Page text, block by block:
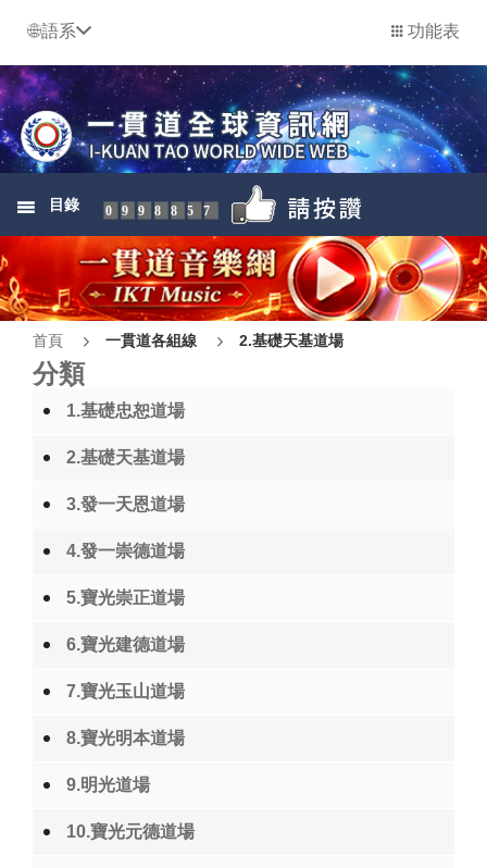
語系 功能表
目錄 0998857
首頁 一貫道各組線 2.基礎天基道場
分類
1.基礎忠恕道場
2.基礎天基道場
3.發一天恩道場
4.發一崇德道場
5.寶光崇正道場
6.寶光建德道場
7.寶光玉山道場
8.寶光明本道場
9.明光道場
10.寶光元德道場